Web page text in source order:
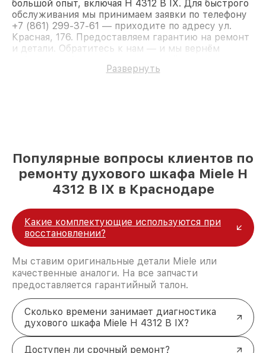
большой опыт, включая H 4312 B IX. Для быстрого
обслуживания мы принимаем заявки по телефону
+7 (861) 299-37-61 — приходите по адресу ул.
Красная, 176. Предоставляем гарантию на ремонт
и детали. Обратитесь к нам — и мы вернём
Развернуть
Популярные вопросы клиентов по
ремонту духового шкафа Miele H
4312 B IX в Краснодаре
Какие комплектующие используются при
восстановлении?
Мы ставим оригинальные детали Miele или
качественные аналоги. На все запчасти
предоставляется гарантийный талон.
Сколько времени занимает диагностика
духового шкафа Miele H 4312 B IX?
Доступен ли срочный ремонт?